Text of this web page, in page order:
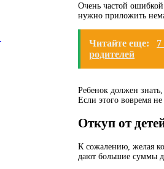
Очень частой ошибкой
нужно приложить
Читайте еще:
родителей
Ребенок должен
Если этого вовремя не
Откуп от
К сожалению, желая
дают большие суммы